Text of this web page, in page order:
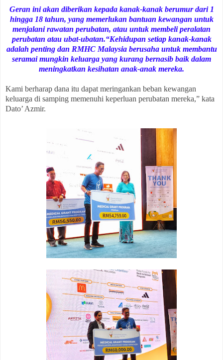
Geran ini akan diberikan kepada kanak-kanak berumur dari 1
hingga 18 tahun, yang memerlukan bantuan kewangan untuk
menjalani rawatan perubatan, atau untuk membeli peralatan
perubatan atau ubat-ubatan.“Kehidupan setiap kanak-kanak
adalah penting dan RMHC Malaysia berusaha untuk membantu
seramai mungkin keluarga yang kurang bernasib baik dalam
meningkatkan kesihatan anak-anak mereka.
Kami berharap dana itu dapat meringankan beban kewangan
keluarga di samping memenuhi keperluan perubatan mereka,” kata
Dato’ Azmir.